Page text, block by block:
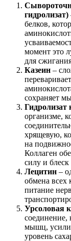
гидролизат)
белков,
момент это
для
Казеин –
сохраняет
Гидролизат
организме,
хрящевую,
на
Коллаген
силу и
Лецитин –
обмена всех
питание
Урсоловая
соединение,
мышц,
уровень